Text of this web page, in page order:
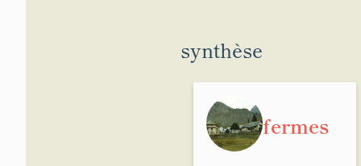
synthèse
fermes